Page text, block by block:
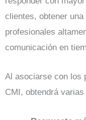
clientes, obtener
profesionales
comunicación en
Al asociarse con los
CMI, obtendrá